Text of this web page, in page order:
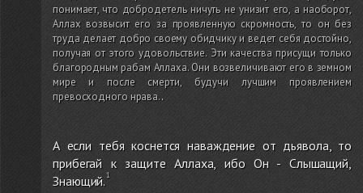
понимает, что добродетель ничуть не унизит его, а наоборот,
Аллах возвысит его за проявленную скромность, то он без
труда делает добро своему обидчику и ведет себя достойно,
получая от этого удовольствие. Эти качества присущи только
благородным рабам Аллаха. Они возвеличивают его в земном
мире и после смерти, будучи лучшим проявлением
превосходного нрава..
А если тебя коснется наваждение от дьявола, то
прибегай к защите Аллаха, ибо Он - Слышащий,
Знающий.